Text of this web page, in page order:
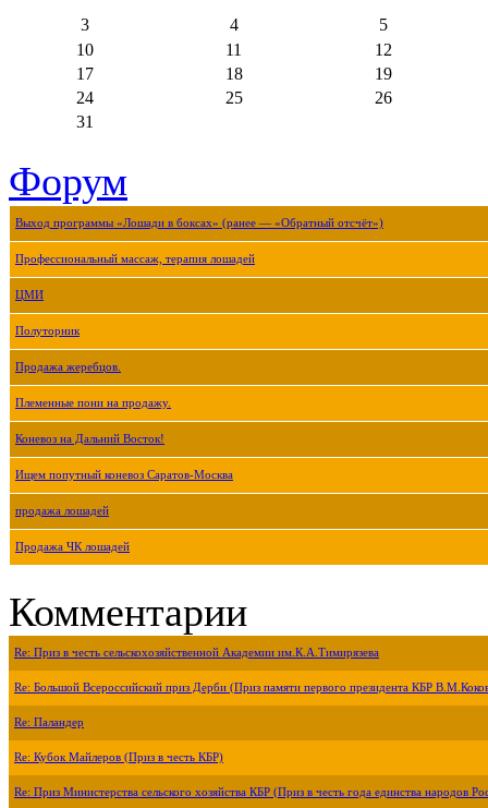
3 4
5
10
11
12
17
18
19
24
25
26
31
Форум
Выход программы «Лошади в боксах» (ранее — «Обратный отсчёт»)
Профессиональный массаж, терапия лошадей
ЦМИ
Полуторник
Продажа жеребцов.
Племенные пони на продажу.
Коневоз на Дальний Восток!
Ищем попутный коневоз Саратов-Москва
продажа лошадей
Продажа ЧК лошадей
Комментарии
Re: Приз в честь сельскохозяйственной Академии им.К.А.Тимирязева
Re: Большой Всероссийский приз Дерби (Приз памяти первого президента КБР
Re: Паландер
Re: Кубок Майлеров (Приз в честь КБР)
Re: Приз Министерства сельского хозяйства КБР (Приз в честь года единства народов